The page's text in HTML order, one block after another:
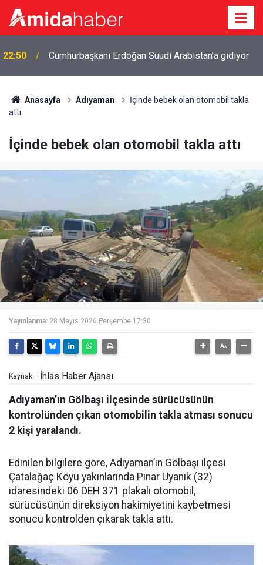
22:50 Cumhurbaşkanı Erdoğan Suudi Arabistan’a gidiyor
Anasayfa Adıyaman
İçinde bebek olan otomobil takla
attı
İçinde bebek olan otomobil takla attı
Yayınlanma: 28 Mayıs 2026 Perşembe 17:30
Kaynak: İhlas Haber Ajansı
Adıyaman’ın Gölbaşı ilçesinde sürücüsünün
kontrolünden çıkan otomobilin takla atması sonucu
2 kişi yaralandı.
Edinilen bilgilere göre, Adıyaman’ın Gölbaşı ilçesi
Çatalağaç Köyü yakınlarında Pınar Uyanık (32)
idaresindeki 06 DEH 371 plakalı otomobil,
sürücüsünün direksiyon hakimiyetini kaybetmesi
sonucu kontrolden çıkarak takla attı.